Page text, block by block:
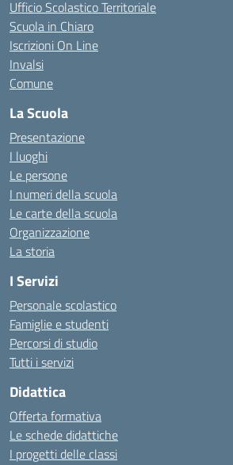
Ufficio Scolastico Territoriale
Scuola in Chiaro
Iscrizioni On Line
Invalsi
Comune
La Scuola
Presentazione
I luoghi
Le persone
I numeri della scuola
Le carte della scuola
Organizzazione
La storia
I Servizi
Personale scolastico
Famiglie e studenti
Percorsi di studio
Tutti i servizi
Didattica
Offerta formativa
Le schede didattiche
I progetti delle classi